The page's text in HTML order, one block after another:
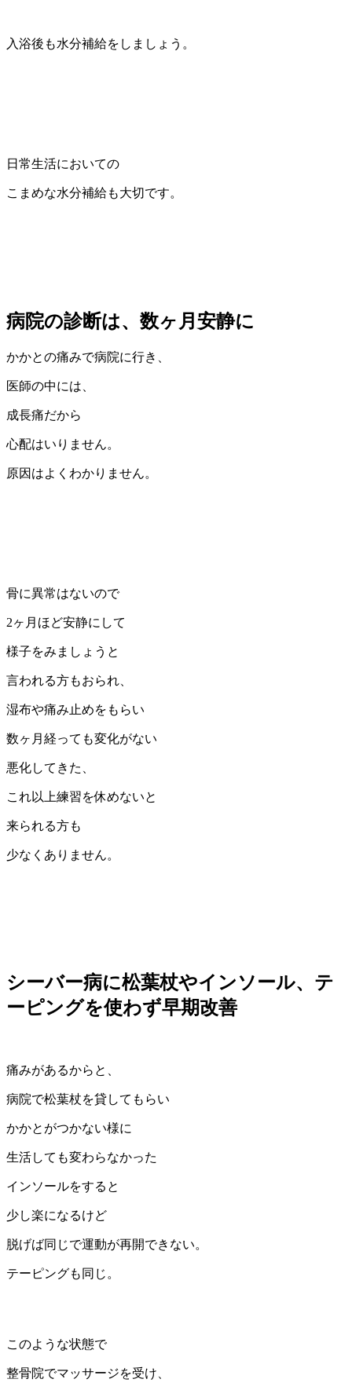
入浴後も水分補給をしましょう。
日常生活においての
こまめな水分補給も大切です。
病院の診断は、数ヶ月安静に
かかとの痛みで病院に行き、
医師の中には、
成長痛だから
心配はいりません。
原因はよくわかりません。
骨に異常はないので
2ヶ月ほど安静にして
様子をみましょうと
言われる方もおられ、
湿布や痛み止めをもらい
数ヶ月経っても変化がない
悪化してきた、
これ以上練習を休めないと
来られる方も
少なくありません。
シーバー病に松葉杖やインソール、テ
ーピングを使わず早期改善
痛みがあるからと、
病院で松葉杖を貸してもらい
かかとがつかない様に
生活しても変わらなかった
インソールをすると
少し楽になるけど
脱げば同じで運動が再開できない。
テーピングも同じ。
このような状態で
整骨院でマッサージを受け、